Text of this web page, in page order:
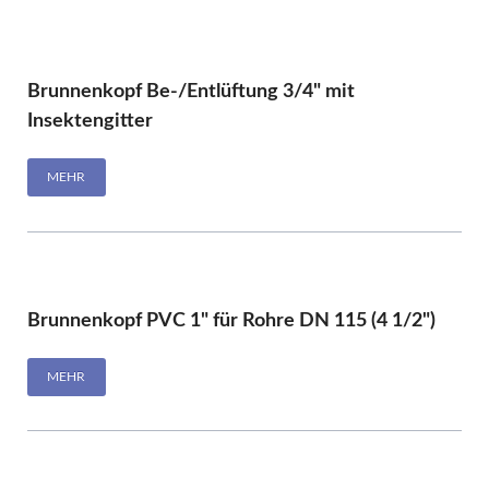
Brunnenkopf Be-/Entlüftung 3/4" mit
Insektengitter
MEHR
Brunnenkopf PVC 1" für Rohre DN 115 (4 1/2")
MEHR